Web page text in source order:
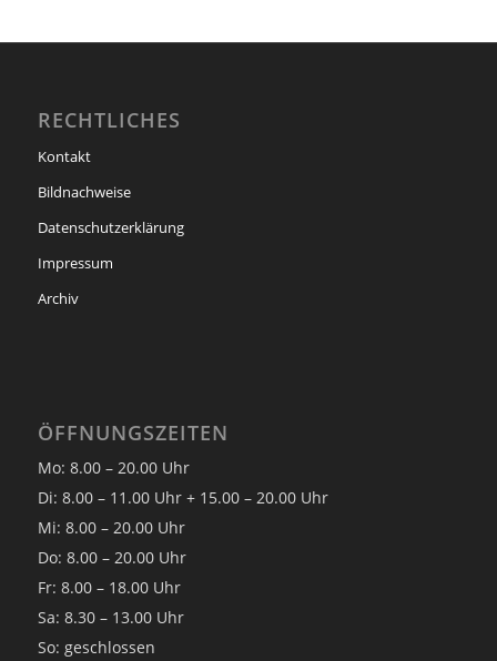
RECHTLICHES
Kontakt
Bildnachweise
Datenschutzerklärung
Impressum
Archiv
ÖFFNUNGSZEITEN
Mo: 8.00 – 20.00 Uhr
Di: 8.00 – 11.00 Uhr + 15.00 – 20.00 Uhr
Mi: 8.00 – 20.00 Uhr
Do: 8.00 – 20.00 Uhr
Fr: 8.00 – 18.00 Uhr
Sa: 8.30 – 13.00 Uhr
So: geschlossen